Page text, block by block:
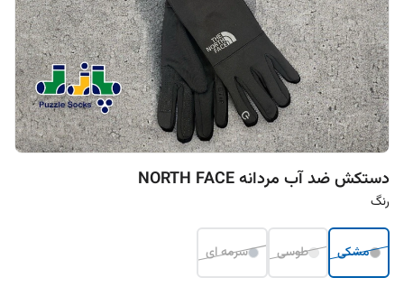
دستکش ضد آب مردانه NORTH FACE
رنگ
مشکی طوسی سرمه ای